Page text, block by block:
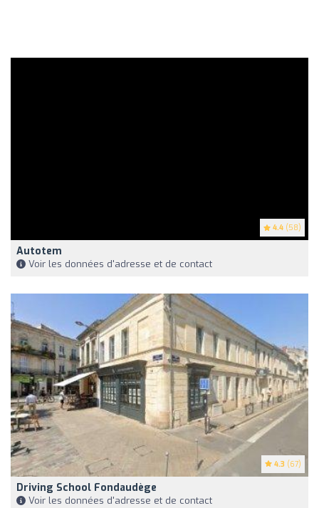
4.4 (58)
Autotem
Voir les données d'adresse et de contact
4.3 (67)
Driving School Fondaudège
Voir les données d'adresse et de contact